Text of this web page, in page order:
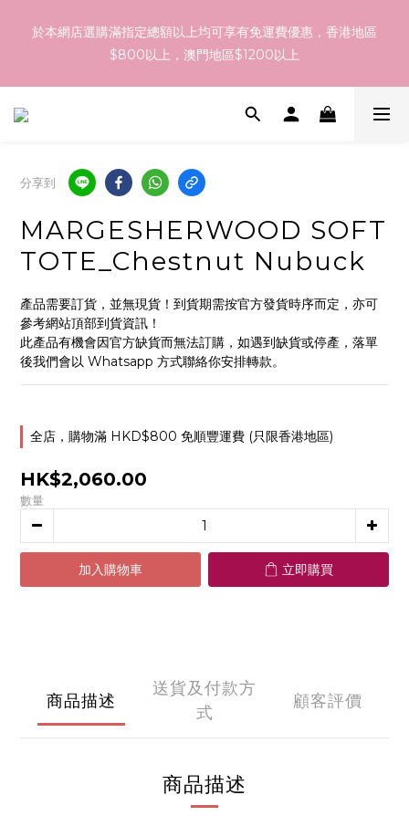
港，最終亦要視乎各品牌最終發貨日子及出貨速度而定。
於本網店選購滿指定總額以上均可享有免運費優惠，香港地區
$800以上，澳門地區$1200以上
訂貨到貨資訊：於 05 - 18/Aug 期間訂貨，預計於 26/Aug 到
分享到
MARGESHERWOOD SOFT
TOTE_Chestnut Nubuck
產品需要訂貨，並無現貨！到貨期需按官方發貨時序而定，亦可
參考網站頂部到貨資訊！
此產品有機會因官方缺貨而無法訂購，如遇到缺貨或停產，落單
後我們會以 Whatsapp 方式聯絡你安排轉款。
全店，購物滿 HKD$800 免順豐運費 (只限香港地區)
HK$2,060.00
數量
加入購物車 立即購買
商品描述
送貨及付款方
式
顧客評價
商品描述